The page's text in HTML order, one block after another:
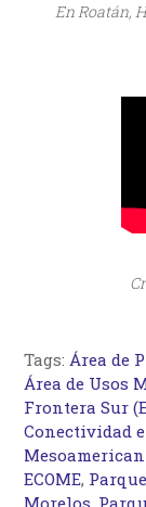
En Roatán,
Tags: Área de
Área de Usos
Frontera Sur
Conectividad
ECOME,
Morelos